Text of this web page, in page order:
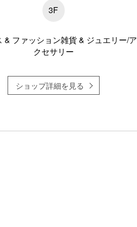
3F
& ファッション雑貨 & ジュエリー/ア
クセサリー
ショップ詳細を見る